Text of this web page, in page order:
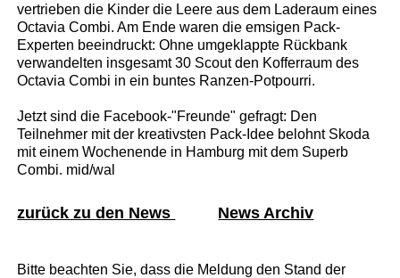
vertrieben die Kinder die Leere aus dem Laderaum eines
Octavia Combi. Am Ende waren die emsigen Pack-
Experten beeindruckt: Ohne umgeklappte Rückbank
verwandelten insgesamt 30 Scout den Kofferraum des
Octavia Combi in ein buntes Ranzen-Potpourri.
Jetzt sind die Facebook-"Freunde" gefragt: Den
Teilnehmer mit der kreativsten Pack-Idee belohnt Skoda
mit einem Wochenende in Hamburg mit dem Superb
Combi. mid/wal
zurück zu den News News Archiv
Bitte beachten Sie, dass die Meldung den Stand der